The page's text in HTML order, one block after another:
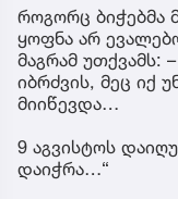
როგორც ბიჭებმა
ყოფნა არ
მაგრამ უთქვამს:
იბრძვის, მეც იქ
მიიწევდა…
9 აგვისტოს
დაიჭრა…“